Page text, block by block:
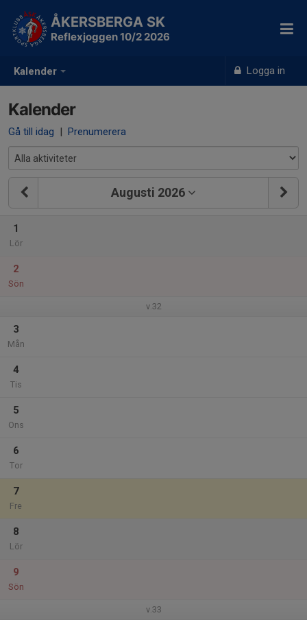
Kalender Logga in
ÅKERSBERGA SK
Reflexjoggen 10/2 2026
Kalender
Gå till idag | Prenumerera
Augusti 2026
1
Lör
2
Sön
v.32
3
Mån
4
Tis
5
Ons
6
Tor
7
Fre
8
Lör
9
Sön
v.33